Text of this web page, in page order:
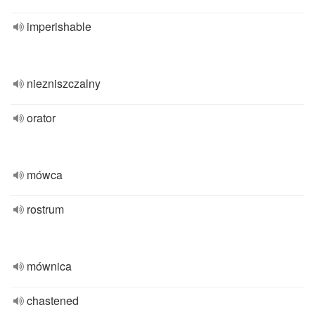
imperishable
niezniszczalny
orator
mówca
rostrum
mównica
chastened